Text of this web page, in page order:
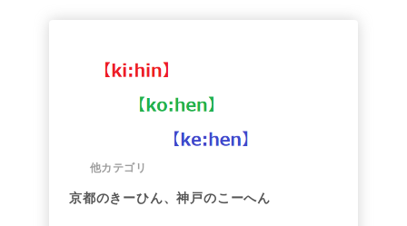
他カテゴリ
京都のきーひん、神戸のこーへん